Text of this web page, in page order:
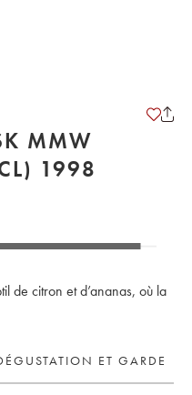
MMW
1998
de citron et d’ananas, où la
ET GARDE